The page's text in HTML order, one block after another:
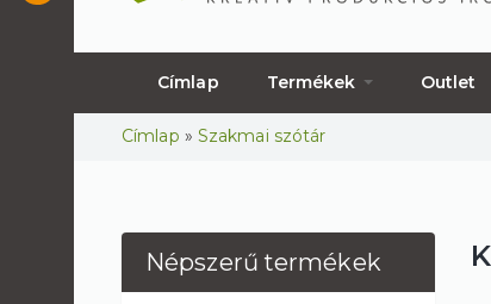
Címlap Termékek Outlet
Jelenlegi hely
Címlap » Szakmai szótár
Népszerű termékek